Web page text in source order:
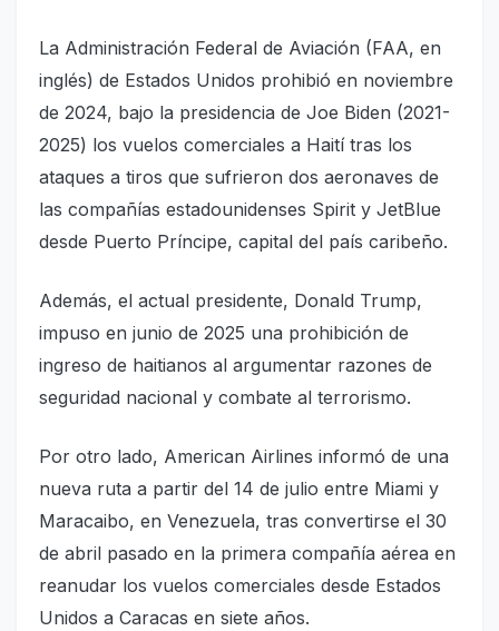
La Administración Federal de Aviación (FAA, en
inglés) de Estados Unidos prohibió en noviembre
de 2024, bajo la presidencia de Joe Biden (2021-
2025) los vuelos comerciales a Haití tras los
ataques a tiros que sufrieron dos aeronaves de
las compañías estadounidenses Spirit y JetBlue
desde Puerto Príncipe, capital del país caribeño.
Además, el actual presidente, Donald Trump,
impuso en junio de 2025 una prohibición de
ingreso de haitianos al argumentar razones de
seguridad nacional y combate al terrorismo.
Por otro lado, American Airlines informó de una
nueva ruta a partir del 14 de julio entre Miami y
Maracaibo, en Venezuela, tras convertirse el 30
de abril pasado en la primera compañía aérea en
reanudar los vuelos comerciales desde Estados
Unidos a Caracas en siete años.